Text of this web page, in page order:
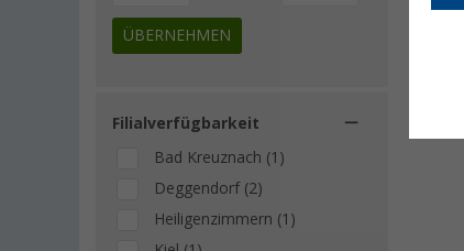
ÜBERNEHMEN
Filialverfügbarkeit
Bad Kreuznach (1)
Deggendorf (2)
Heiligenzimmern (1)